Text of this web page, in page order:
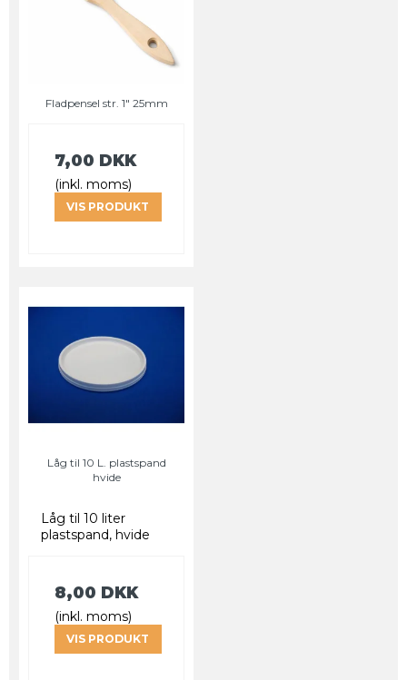
Fladpensel str. 1" 25mm
7,00 DKK
(inkl. moms)
VIS PRODUKT
Låg til 10 L. plastspand
hvide
Låg til 10 liter
plastspand, hvide
8,00 DKK
(inkl. moms)
VIS PRODUKT